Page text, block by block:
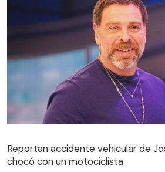
Reportan accidente vehicular de
chocó con un motociclista